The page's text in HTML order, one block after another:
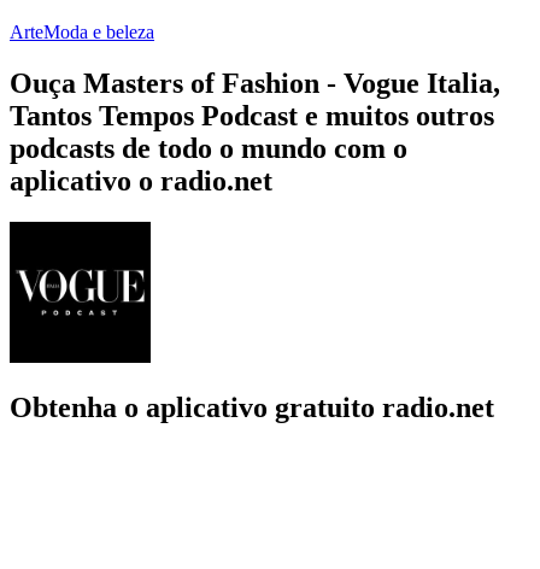
ArteModa e beleza
Ouça Masters of Fashion - Vogue Italia,
Tantos Tempos Podcast e muitos outros
podcasts de todo o mundo com o
aplicativo o radio.net
Obtenha o aplicativo gratuito radio.net